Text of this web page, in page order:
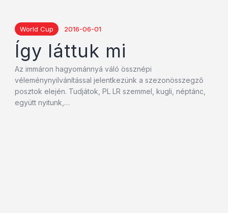
World Cup 2016-06-01
Így láttuk mi
Az immáron hagyománnyá váló össznépi
véleménynyilvánítással jelentkezünk a szezonösszegző
posztok elején. Tudjátok, PL LR szemmel, kugli, néptánc,
együtt nyitunk,…